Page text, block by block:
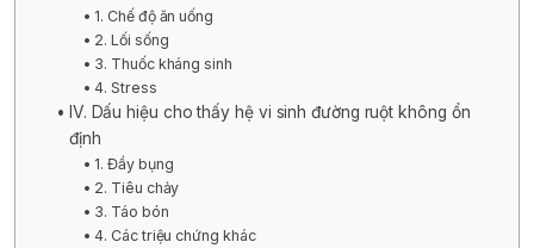
1. Chế độ ăn uống
2. Lối sống
3. Thuốc kháng sinh
4. Stress
IV. Dấu hiệu cho thấy hệ vi sinh đường ruột không ổn
định
1. Đầy bụng
2. Tiêu chảy
3. Táo bón
4. Các triệu chứng khác